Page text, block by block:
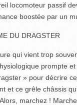
locomoteur passif
boostée par un
DU DRAGSTER
qui vient trop
prompte
» pour décrire
et ce grêle châssis
marchez !